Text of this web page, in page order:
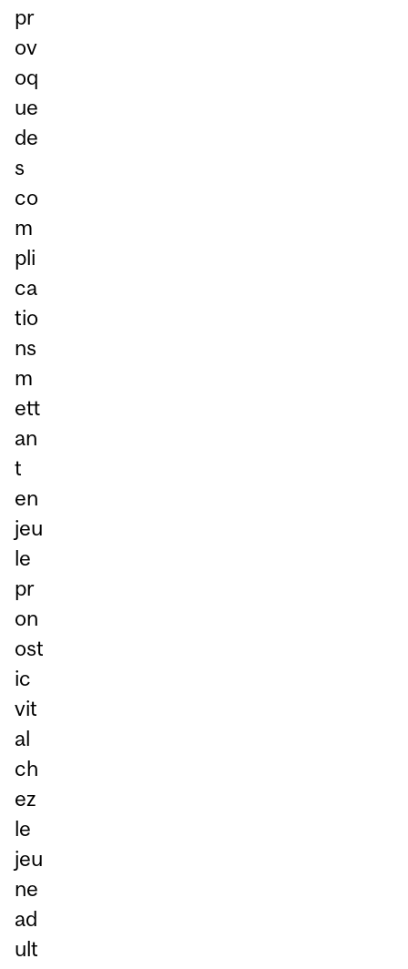
pr
ov
oq
ue
de
s
co
m
pli
ca
tio
ns
m
ett
an
t
en
jeu
le
pr
on
ost
ic
vit
al
ch
ez
le
jeu
ne
ad
ult